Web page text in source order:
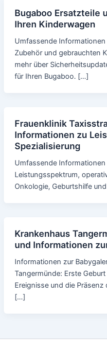
Bugaboo Ersatzteile
Ihren Kinderwagen
Umfassende
Zubehör und gebrauchten
mehr über
für Ihren Bugaboo. […]
Frauenklinik
Informationen zu
Spezialisierung
Umfassende
Leistungsspektrum,
Onkologie, Geburtshilfe
Krankenhaus
und Informationen
Informationen zur
Tangermünde: Erste
Ereignisse und die
[…]